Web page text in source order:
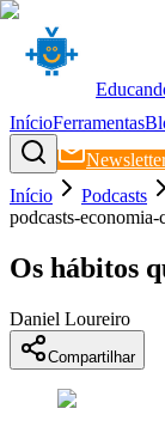
InícioFerramentas
Início
Podcasts
podcasts-economia-
Os hábitos
Daniel Loureiro
Compartilhar